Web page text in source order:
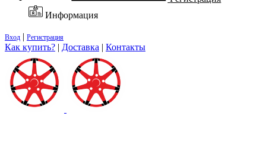
Информация
Вход | Регистрация
Как купить? | Доставка | Контакты